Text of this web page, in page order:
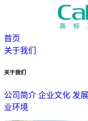
首页
关于我们
关于我们
公司简介 企业文化 发
业环境